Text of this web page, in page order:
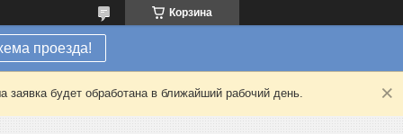
Корзина
проезда!
будет обработана в ближайший рабочий день.